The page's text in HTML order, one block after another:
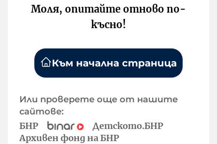
Моля, опитайте отново по-
късно!
Към начална страница
Или проверете още от нашите
сайтове:
БНР
Детското.БНР
Архивен фонд на БНР